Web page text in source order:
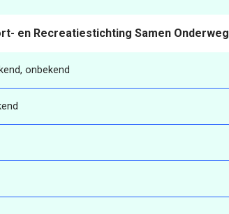
en Recreatiestichting Samen Onderweg
onbekend